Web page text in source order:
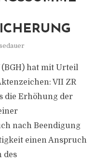
hat mit Urteil
VII ZR
die Erhöhung der
nach Beendigung
einen Anspruch
des